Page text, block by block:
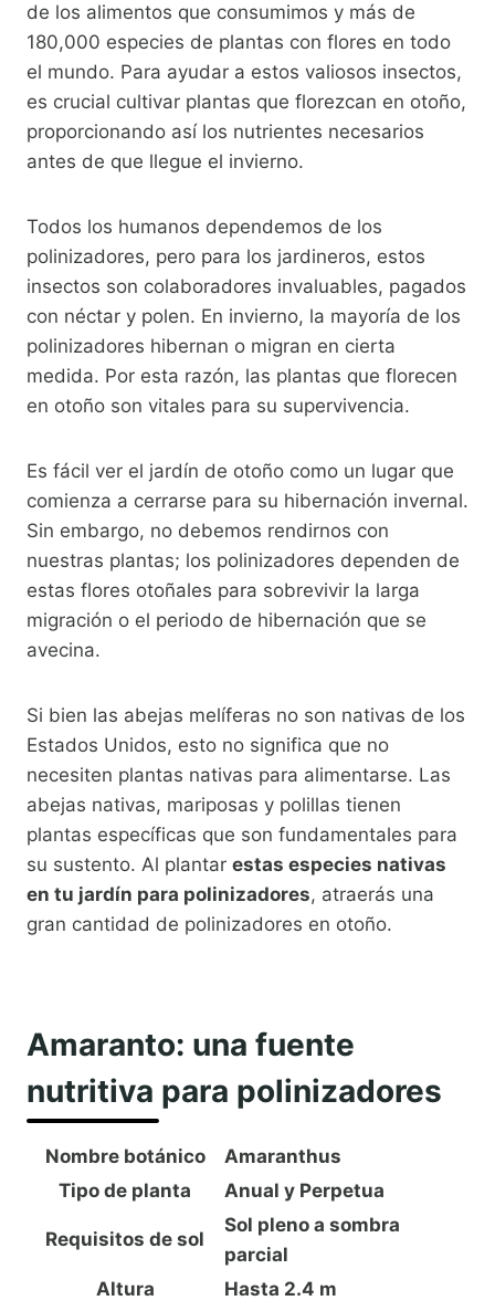
de los alimentos que consumimos y más de
180,000 especies de plantas con flores en todo
el mundo. Para ayudar a estos valiosos insectos,
es crucial cultivar plantas que florezcan en otoño,
proporcionando así los nutrientes necesarios
antes de que llegue el invierno.
Todos los humanos dependemos de los
polinizadores, pero para los jardineros, estos
insectos son colaboradores invaluables, pagados
con néctar y polen. En invierno, la mayoría de los
polinizadores hibernan o migran en cierta
medida. Por esta razón, las plantas que florecen
en otoño son vitales para su supervivencia.
Es fácil ver el jardín de otoño como un lugar que
comienza a cerrarse para su hibernación invernal.
Sin embargo, no debemos rendirnos con
nuestras plantas; los polinizadores dependen de
estas flores otoñales para sobrevivir la larga
migración o el periodo de hibernación que se
avecina.
Si bien las abejas melíferas no son nativas de los
Estados Unidos, esto no significa que no
necesiten plantas nativas para alimentarse. Las
abejas nativas, mariposas y polillas tienen
plantas específicas que son fundamentales para
su sustento. Al plantar estas especies nativas
en tu jardín para polinizadores, atraerás una
gran cantidad de polinizadores en otoño.
Amaranto: una fuente
nutritiva para polinizadores
Nombre botánico
Amaranthus
Tipo de planta
Anual y Perpetua
Requisitos de sol
Sol pleno a sombra
parcial
Altura
Hasta 2.4 m